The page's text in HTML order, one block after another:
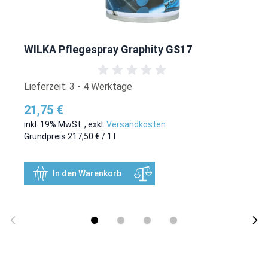
WILKA Pflegespray Graphity GS17
Lieferzeit: 3 - 4 Werktage
21,75 €
inkl. 19% MwSt. , exkl. Versandkosten
Grundpreis 217,50 € / 1 l
In den Warenkorb